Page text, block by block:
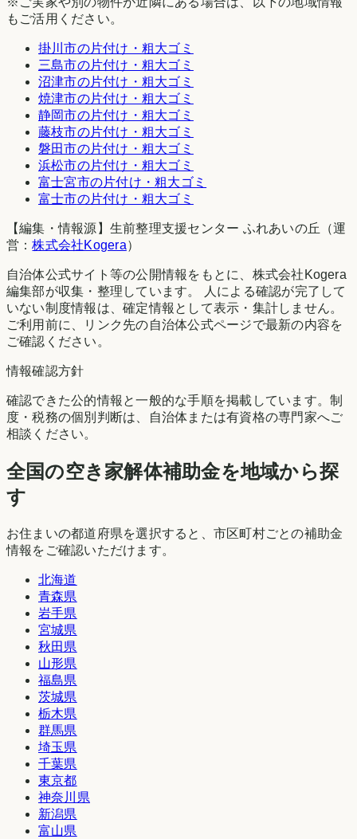
もご活用ください。
掛川市の片付け・粗大ゴミ
三島市の片付け・粗大ゴミ
沼津市の片付け・粗大ゴミ
焼津市の片付け・粗大ゴミ
静岡市の片付け・粗大ゴミ
藤枝市の片付け・粗大ゴミ
磐田市の片付け・粗大ゴミ
浜松市の片付け・粗大ゴミ
富士宮市の片付け・粗大ゴミ
富士市の片付け・粗大ゴミ
【編集・情報源】生前整理支援センター ふれあいの丘（運
営：株式会社Kogera）
自治体公式サイト等の公開情報をもとに、株式会社Kogera
編集部が収集・整理しています。 人による確認が完了して
いない制度情報は、確定情報として表示・集計しません。
ご利用前に、リンク先の自治体公式ページで最新の内容を
ご確認ください。
情報確認方針
確認できた公的情報と一般的な手順を掲載しています。制
度・税務の個別判断は、自治体または有資格の専門家へご
相談ください。
全国の空き家解体補助金を地域から探
す
お住まいの都道府県を選択すると、市区町村ごとの補助金
情報をご確認いただけます。
北海道
青森県
岩手県
宮城県
秋田県
山形県
福島県
茨城県
栃木県
群馬県
埼玉県
千葉県
東京都
神奈川県
新潟県
富山県